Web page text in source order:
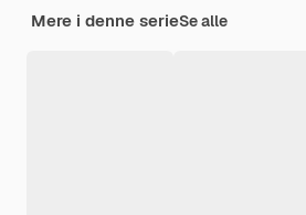
Mere i denne serieSe alle